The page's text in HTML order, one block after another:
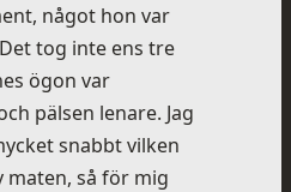
något hon var
tog inte ens tre
ögon var
pälsen lenare. Jag
snabbt vilken
maten, så för mig